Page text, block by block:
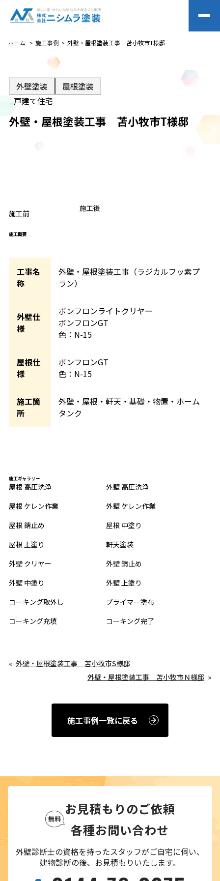
ホーム 施工事例 外壁・屋根塗装工事 苫小牧市T様邸
外壁塗装
屋根塗装
戸建て住宅
外壁・屋根塗装工事 苫小牧市T様邸
施工前
AFTER
施工後
施工概要
工事名
称
外壁・屋根塗装工事（ラジカルフッ素プ
ラン）
外壁仕
様
ボンフロンライトクリヤー
ボンフロンGT
色：N-15
屋根仕
様
ボンフロンGT
色：N-15
施工箇
所
外壁・屋根・軒天・基礎・物置・ホーム
タンク
施工ギャラリー
屋根 高圧洗浄
外壁 高圧洗浄
屋根 ケレン作業
外壁 ケレン作業
屋根 錆止め
屋根 中塗り
屋根 上塗り
軒天塗装
外壁 クリヤー
外壁 錆止め
外壁 中塗り
外壁 上塗り
コーキング取外し
プライマー塗布
コーキング充填
コーキング完了
外壁・屋根塗装工事 苫小牧市S様邸
外壁・屋根塗装工事 苫小牧市Ｎ様邸
施工事例一覧に戻る
お見積もりのご依頼
各種お問い合わせ
外壁診断士の資格を持ったスタッフがご自宅に伺い、
建物診断の後、お見積もりいたします。